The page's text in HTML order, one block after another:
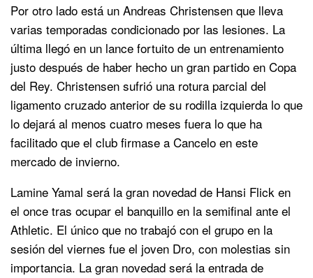
Por otro lado está un Andreas Christensen que lleva
varias temporadas condicionado por las lesiones. La
última llegó en un lance fortuito de un entrenamiento
justo después de haber hecho un gran partido en Copa
del Rey. Christensen sufrió una rotura parcial del
ligamento cruzado anterior de su rodilla izquierda lo que
lo dejará al menos cuatro meses fuera lo que ha
facilitado que el club firmase a Cancelo en este
mercado de invierno.
Lamine Yamal será la gran novedad de Hansi Flick en
el once tras ocupar el banquillo en la semifinal ante el
Athletic. El único que no trabajó con el grupo en la
sesión del viernes fue el joven Dro, con molestias sin
importancia. La gran novedad será la entrada de